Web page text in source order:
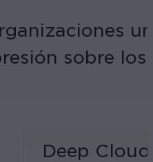
sobre
Deep